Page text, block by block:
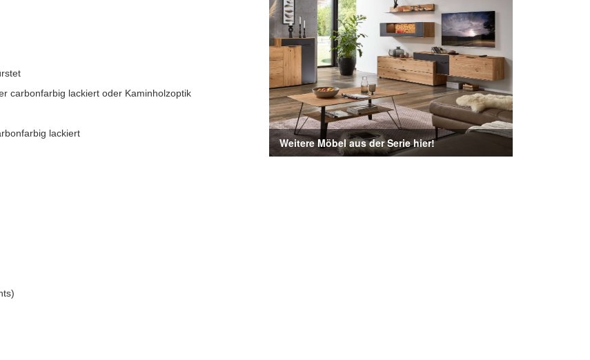
carbonfarbig lackiert oder Kaminholzoptik
lackiert
Weitere Möbel aus der Serie hier!